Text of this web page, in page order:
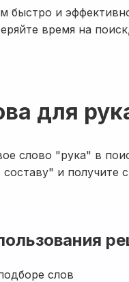
быстро и
время на
для
слово "рука" в
и получите
слов